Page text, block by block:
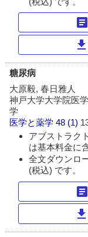
article
download
糖尿病
大原毅, 春日雅人
神戸大学大学院医
学
医学と薬学 48 (1)
アブストラク
は基本料金に
全文ダウンロ
(税込) です。
article
download